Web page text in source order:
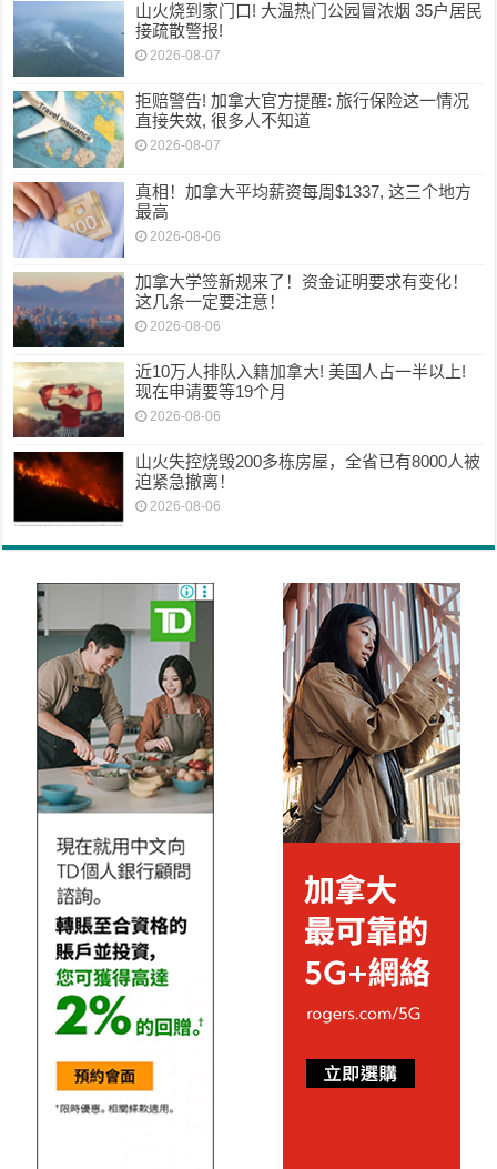
山火烧到家门口! 大温热门公园冒浓烟 35户居民
接疏散警报!
2026-08-07
拒赔警告! 加拿大官方提醒: 旅行保险这一情况
直接失效, 很多人不知道
2026-08-07
真相！加拿大平均薪资每周$1337, 这三个地方
最高
2026-08-06
加拿大学签新规来了！资金证明要求有变化！
这几条一定要注意！
2026-08-06
近10万人排队入籍加拿大! 美国人占一半以上!
现在申请要等19个月
2026-08-06
山火失控烧毁200多栋房屋，全省已有8000人被
迫紧急撤离！
2026-08-06